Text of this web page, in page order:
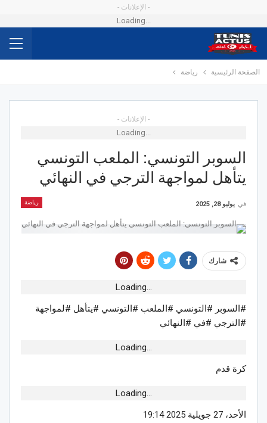
- الإعلانات -
Loading...
الصفحة الرئيسية رياضة
- الإعلانات -
Loading...
السوبر التونسي: الملعب التونسي
يتأهل لمواجهة الترجي في النهائي
رياضة في يوليو 28, 2025
شارك
Loading...
#السوبر #التونسي #الملعب #التونسي #يتأهل #لمواجهة
#الترجي #في #النهائي
Loading...
كرة قدم
Loading...
الأحد، 27 جويلية 2025 19:14